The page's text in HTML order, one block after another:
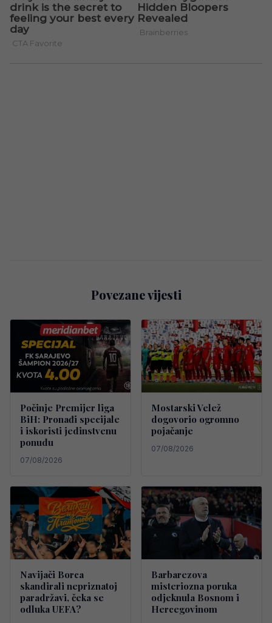
Povezane vijesti
Počinje Premijer liga
BiH: Pronađi specijale
i iskoristi jedinstvenu
ponudu
07/08/2026
Mostarski Velež
dogovorio ogromno
pojačanje
07/08/2026
Navijači Borca
skandirali nepriznatoj
paradržavi, čeka se
odluka UEFA?
Barbarezova
misteriozna poruka
odjeknula Bosnom i
Hercegovinom